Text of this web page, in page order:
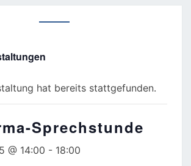
hat bereits stattgefunden.
Sprechstunde
@ 14:00 - 18:00